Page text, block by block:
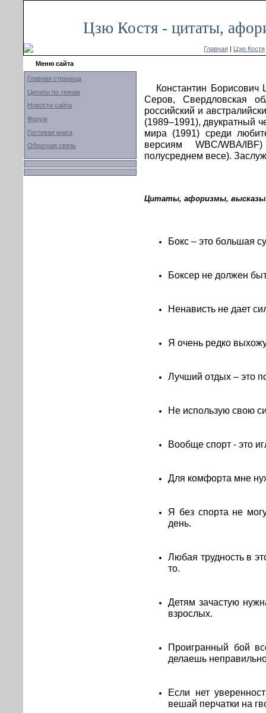
Цзю Костя - цитаты,
Главная | Цзю Костя
Меню сайта
Главная страница
Цитаты по темам
Новости сайта
Форум
Гостевая книга
Обратная связь
Константин
Серов, Свердловская
российский и
(1989–1991), двукратный
мира (1991) среди
версиям WBC/WBA/
полусреднем весе).
Цитаты, афоризмы,
Бокс – это большая
Боксер не должен
Ненависть не дает
Я очень редко
Лучший отдых – это
Не использую свою
Вообще спорт - это
Для комфорта мне
Я без спорта не
день.
Любая трудность в
то.
Детям зачастую
взрослых.
Проигранный бой
делаешь
Если нет
вешай перчатки на